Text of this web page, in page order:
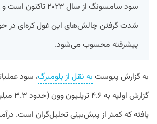
سود سامسونگ از سال ۲۰۲۳
شدت گرفتن چالش‌های این غول کره‌ای در
پیشرفته محسوب می‌شود.
به گزارش پیوست به نقل از بلومبرگ، سود
گزارش
یافته که کمتر از پیش‌بینی تحلیل‌گران است.